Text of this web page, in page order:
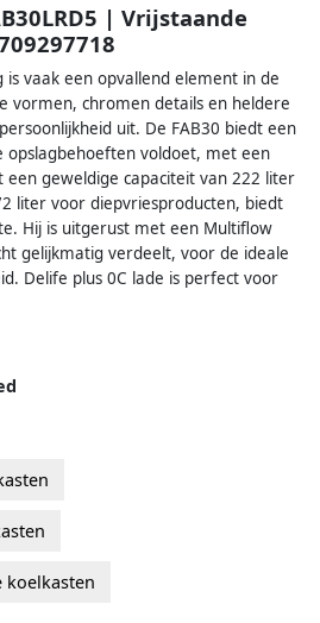
| Vrijstaande
is vaak een opvallend element in de
vormen, chromen details en heldere
uit. De FAB30 biedt een
opslagbehoeften voldoet, met een
een geweldige capaciteit van 222 liter
liter voor diepvriesproducten, biedt
Hij is uitgerust met een Multiflow
gelijkmatig verdeelt, voor de ideale
Delife plus 0C lade is perfect voor
koelkasten